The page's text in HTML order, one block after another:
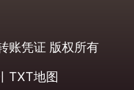
账凭证 版权所有
TXT地图